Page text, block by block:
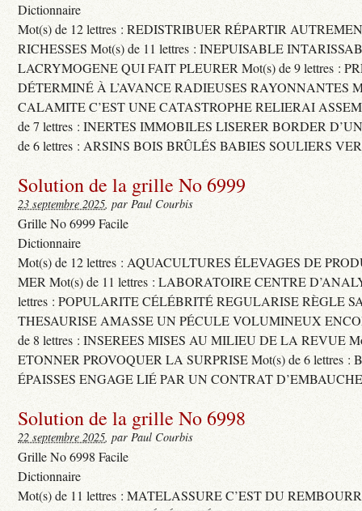
Dictionnaire
Mot(s) de 12 lettres : REDISTRIBUER RÉPARTIR
RICHESSES Mot(s) de 11 lettres : INEPUISABLE
LACRYMOGENE QUI FAIT PLEURER Mot(s) de 9 lettres :
DÉTERMINÉ À L’AVANCE RADIEUSES RAYONNANTES
CALAMITE C’EST UNE CATASTROPHE RELIERAI
de 7 lettres : INERTES IMMOBILES LISERER BORDER
de 6 lettres : ARSINS BOIS BRÛLÉS BABIES SOULIERS
Solution de la grille No 6999
23 septembre 2025, par Paul Courbis
Grille No 6999 Facile
Dictionnaire
Mot(s) de 12 lettres : AQUACULTURES ÉLEVAGES DE
MER Mot(s) de 11 lettres : LABORATOIRE CENTRE
lettres : POPULARITE CÉLÉBRITÉ REGULARISE RÈGLE
THESAURISE AMASSE UN PÉCULE VOLUMINEUX
de 8 lettres : INSEREES MISES AU MILIEU DE LA REVUE
ETONNER PROVOQUER LA SURPRISE Mot(s) de 6 lettres :
ÉPAISSES ENGAGE LIÉ PAR UN CONTRAT
Solution de la grille No 6998
22 septembre 2025, par Paul Courbis
Grille No 6998 Facile
Dictionnaire
Mot(s) de 11 lettres : MATELASSURE C’EST DU